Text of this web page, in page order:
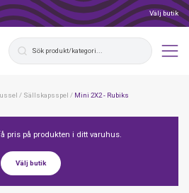
Välj butik
/ Sällskapsspel / Mini 2X2 - Rubiks
pris på produkten i ditt varuhus.
Välj butik